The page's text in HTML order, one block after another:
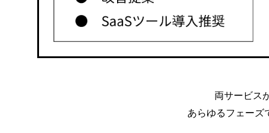
両サービス
あらゆるフェーズ